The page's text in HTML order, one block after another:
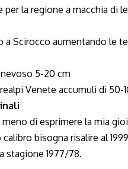
la regione a macchia di
a Scirocco aumentando le
5-20 cm
Venete accumuli di 50-
di esprimere la mia
bisogna risalire al
stagione 1977/78.